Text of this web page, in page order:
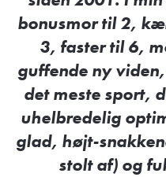
bonusmor til 2,
3, faster til 6,
guffende ny
det meste sport,
uhelbredelig
glad, højt-
stolt af) og